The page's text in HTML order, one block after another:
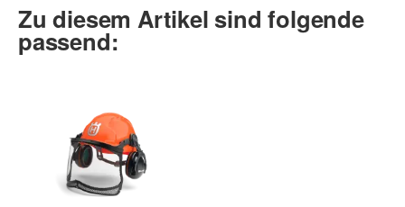
Zu diesem Artikel sind folgende
passend: